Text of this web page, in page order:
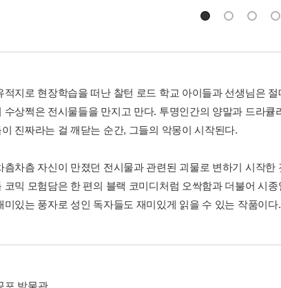
적지로 현장학습을 떠난 찰턴 로드 학교 아이들과 선생님은
수상쩍은 전시물들을 만지고 만다. 투명인간의 양말과 드라
진짜라는 걸 깨닫는 순간, 그들의 악몽이 시작된다.
츰차츰 자신이 만졌던 전시물과 관련된 괴물로 변하기 시작
코믹 모험담은 한 편의 블랙 코미디처럼 오싹함과 더불어 시
미있는 풍자로 성인 독자들도 재미있게 읽을 수 있는 작품이다.
포 박물관